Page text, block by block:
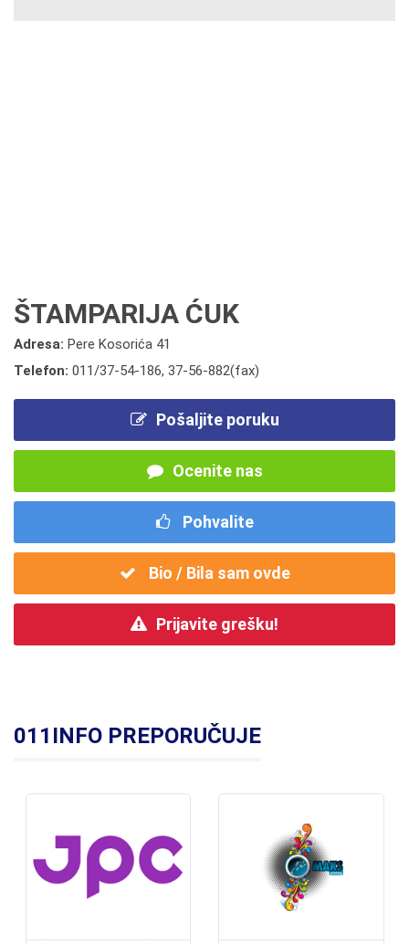
ŠTAMPARIJA ĆUK
Adresa: Pere Kosorića 41
Telefon: 011/37-54-186, 37-56-882(fax)
Pošaljite poruku
Ocenite nas
Pohvalite
Bio / Bila sam ovde
Prijavite grešku!
011INFO PREPORUČUJE